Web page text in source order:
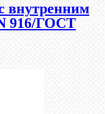
внутренним
916/ГОСТ